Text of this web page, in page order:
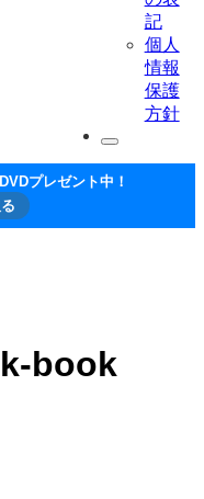
記
個人
情報
保護
方針
プレゼント中！
book